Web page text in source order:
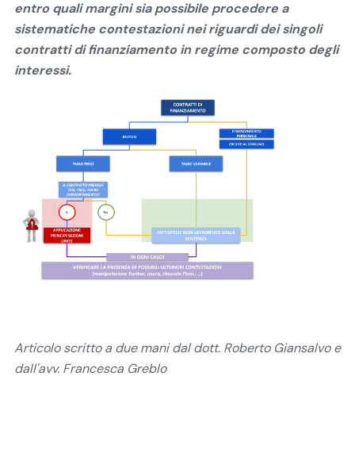
entro quali margini sia possibile procedere a
sistematiche contestazioni nei riguardi dei singoli
contratti di finanziamento in regime composto degli
interessi.
Articolo scritto a due mani dal dott. Roberto Giansalvo e
dall'avv. Francesca Greblo